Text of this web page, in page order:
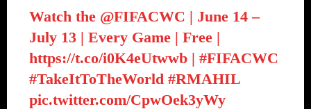
Watch the @FIFACWC | June 14 –
July 13 | Every Game | Free |
https://t.co/i0K4eUtwwb| #FIFACWC
#TakeItToTheWorld #RMAHIL
pic.twitter.com/CpwOek3yWy